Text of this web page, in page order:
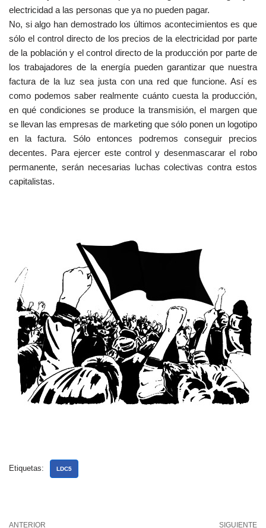
electricidad a las personas que ya no pueden pagar.
No, si algo han demostrado los últimos acontecimientos es que
sólo el control directo de los precios de la electricidad por parte
de la población y el control directo de la producción por parte de
los trabajadores de la energía pueden garantizar que nuestra
factura de la luz sea justa con una red que funcione. Así es
como podemos saber realmente cuánto cuesta la producción,
en qué condiciones se produce la transmisión, el margen que
se llevan las empresas de marketing que sólo ponen un logotipo
en la factura. Sólo entonces podremos conseguir precios
decentes. Para ejercer este control y desenmascarar el robo
permanente, serán necesarias luchas colectivas contra estos
capitalistas.
Etiquetas: LDC5
ANTERIOR SIGUIENTE